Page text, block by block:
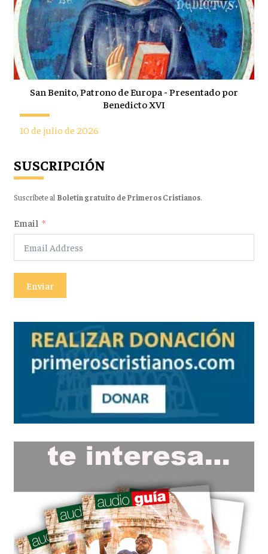
San Benito, Patrono de Europa - Presentado por
Benedicto XVI
10 de julio de 2026
SUSCRIPCIÓN
Suscríbete al Boletín gratuito de Primeros Cristianos.
Email
Enviar